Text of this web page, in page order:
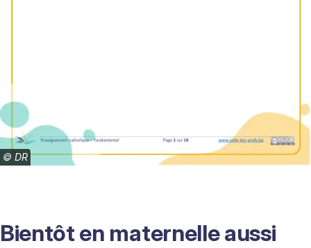
© DR
Bientôt en maternelle aussi